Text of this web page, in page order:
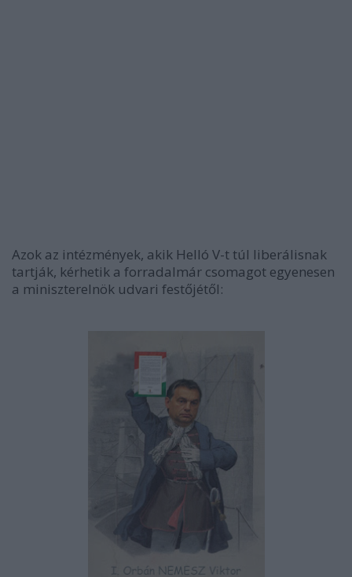
Azok az intézmények, akik Helló V-t túl liberálisnak
tartják, kérhetik a forradalmár csomagot egyenesen
a miniszterelnök udvari festőjétől: